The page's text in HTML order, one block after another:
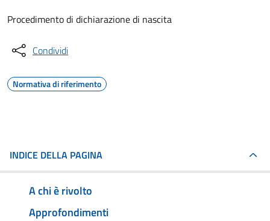
Procedimento di dichiarazione di nascita
Condividi
Normativa di riferimento
INDICE DELLA PAGINA
A chi è rivolto
Approfondimenti